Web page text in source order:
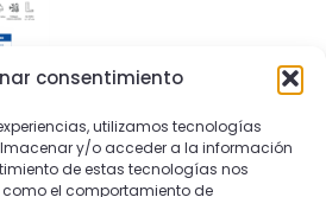
consentimiento
utilizamos tecnologías
y/o acceder a la información
de estas tecnologías nos
el comportamiento de
correo electrónico y web
para la próxima vez que
en
página
de
producto
€Rango
de
precios: